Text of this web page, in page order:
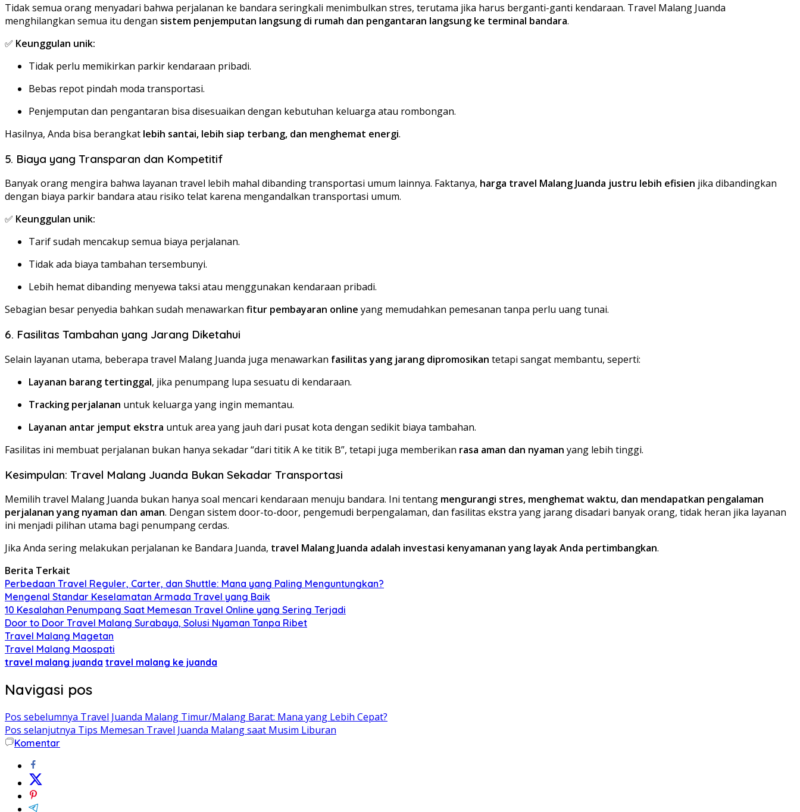
Tidak semua orang menyadari bahwa perjalanan ke bandara seringkali menimbulkan stres, terutama jika harus berganti-ganti kendaraan. Travel Malang Juanda
menghilangkan semua itu dengan sistem penjemputan langsung di rumah dan pengantaran langsung ke terminal bandara.
✅ Keunggulan unik:
Tidak perlu memikirkan parkir kendaraan pribadi.
Bebas repot pindah moda transportasi.
Penjemputan dan pengantaran bisa disesuaikan dengan kebutuhan keluarga atau rombongan.
Hasilnya, Anda bisa berangkat lebih santai, lebih siap terbang, dan menghemat energi.
5. Biaya yang Transparan dan Kompetitif
Banyak orang mengira bahwa layanan travel lebih mahal dibanding transportasi umum lainnya. Faktanya, harga travel Malang Juanda justru lebih efisien jika dibandingkan
dengan biaya parkir bandara atau risiko telat karena mengandalkan transportasi umum.
✅ Keunggulan unik:
Tarif sudah mencakup semua biaya perjalanan.
Tidak ada biaya tambahan tersembunyi.
Lebih hemat dibanding menyewa taksi atau menggunakan kendaraan pribadi.
Sebagian besar penyedia bahkan sudah menawarkan fitur pembayaran online yang memudahkan pemesanan tanpa perlu uang tunai.
6. Fasilitas Tambahan yang Jarang Diketahui
Selain layanan utama, beberapa travel Malang Juanda juga menawarkan fasilitas yang jarang dipromosikan tetapi sangat membantu, seperti:
Layanan barang tertinggal, jika penumpang lupa sesuatu di kendaraan.
Tracking perjalanan untuk keluarga yang ingin memantau.
Layanan antar jemput ekstra untuk area yang jauh dari pusat kota dengan sedikit biaya tambahan.
Fasilitas ini membuat perjalanan bukan hanya sekadar “dari titik A ke titik B”, tetapi juga memberikan rasa aman dan nyaman yang lebih tinggi.
Kesimpulan: Travel Malang Juanda Bukan Sekadar Transportasi
Memilih travel Malang Juanda bukan hanya soal mencari kendaraan menuju bandara. Ini tentang mengurangi stres, menghemat waktu, dan mendapatkan pengalaman
perjalanan yang nyaman dan aman. Dengan sistem door-to-door, pengemudi berpengalaman, dan fasilitas ekstra yang jarang disadari banyak orang, tidak heran jika layanan
ini menjadi pilihan utama bagi penumpang cerdas.
Jika Anda sering melakukan perjalanan ke Bandara Juanda, travel Malang Juanda adalah investasi kenyamanan yang layak Anda pertimbangkan.
Berita Terkait
Perbedaan Travel Reguler, Carter, dan Shuttle: Mana yang Paling Menguntungkan?
Mengenal Standar Keselamatan Armada Travel yang Baik
10 Kesalahan Penumpang Saat Memesan Travel Online yang Sering Terjadi
Door to Door Travel Malang Surabaya, Solusi Nyaman Tanpa Ribet
Travel Malang Magetan
Travel Malang Maospati
travel malang juanda travel malang ke juanda
Navigasi pos
Pos sebelumnya Travel Juanda Malang Timur/Malang Barat: Mana yang Lebih Cepat?
Pos selanjutnya Tips Memesan Travel Juanda Malang saat Musim Liburan
Komentar